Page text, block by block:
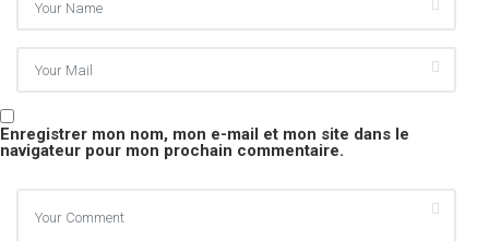
Enregistrer mon nom, mon e-mail et mon site dans le
navigateur pour mon prochain commentaire.